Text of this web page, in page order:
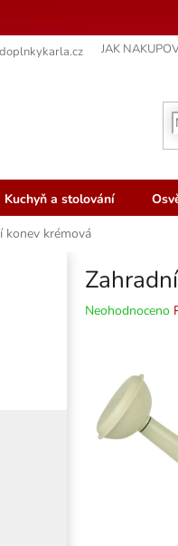
JAK
Kuchyň a stolování
konev krémová
Průměrné
hvězdiček.
Neohodnoceno